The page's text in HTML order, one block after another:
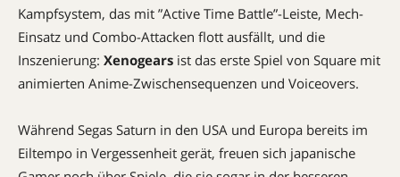
Kampfsystem, das mit ­”Active Time Battle”-Leiste, Mech-
Einsatz und Combo-Attacken flott ausfällt, und die
Inszenierung: Xenogears ist das erste Spiel von Square mit
animierten Anime-Zwischensequenzen und Voiceovers.
Während Segas Saturn in den USA und Europa bereits im
Eiltempo in Vergessenheit gerät, freuen sich japanische